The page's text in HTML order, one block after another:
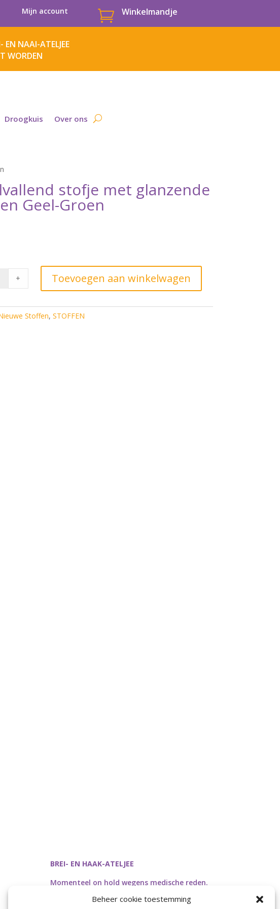
Beheer cookie toestemming
Mijn account  Winkelmandje
EN NAAI-ATELJEE
WORDEN
Droogkuis Over ons
stofje met glanzende
Geel-Groen
+ Toevoegen aan winkelwagen
Stoffen, STOFFEN
BREI- EN HAAK-ATELJEE
Momenteel on hold wegens medische reden.
Heropstart september.